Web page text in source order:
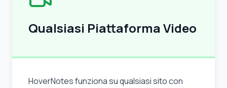
Qualsiasi Piattaforma Video
HoverNotes funziona su qualsiasi sito con